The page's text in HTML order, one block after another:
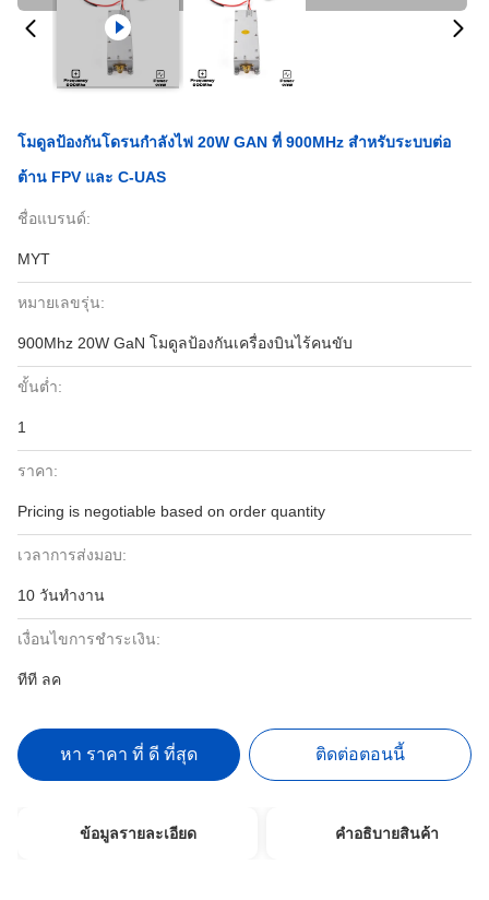
โมดูลป้องกันโดรนกำลังไฟ 20W GAN ที่ 900MHz สำหรับระบบต่อ
ต้าน FPV และ C-UAS
ชื่อแบรนด์:
MYT
หมายเลขรุ่น:
900Mhz 20W GaN โมดูลป้องกันเครื่องบินไร้คนขับ
ขั้นต่ำ:
1
ราคา:
Pricing is negotiable based on order quantity
เวลาการส่งมอบ:
10 วันทำงาน
เงื่อนไขการชำระเงิน:
ทีที ลค
หา ราคา ที่ ดี ที่สุด ติดต่อตอนนี้
ข้อมูลรายละเอียด คําอธิบายสินค้า